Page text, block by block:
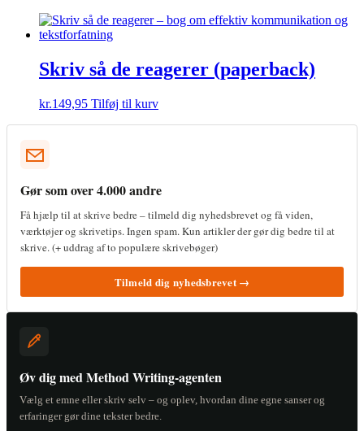
Skriv så de reagerer (paperback)
kr.149,95 Tilføj til kurv
Gør som over 4.000 andre
Få hjælp til at skrive bedre – tilmeld dig nyhedsbrevet og få viden,
værktøjer og skrivetips. Ingen spam. Kun artikler der gør dig bedre til at
skrive. (+ uddrag af to populære skrivebøger)
Tilmeld dig nyhedsbrevet →
Øv dig med Method Writing-agenten
Vælg et emne eller skriv selv – og oplev, hvordan dine egne sanser og
erfaringer gør dine tekster bedre.